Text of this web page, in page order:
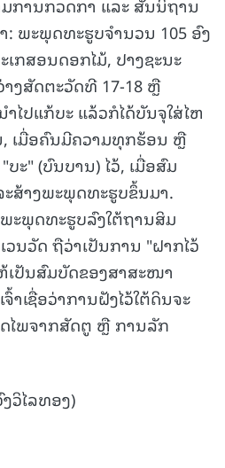
: ພະພຸດທະຮູບຈຳນວນ 105 ອົງ
ກສອນດອກໄມ້, ປາງຊະນະ
ງສັດຕະວັດທີ 17-18 ຫຼື
ໄປແກ້ບະ ແລ້ວກໍໄດ້ບັນຈຸໃສ່ໄຫ
ເມື່ອຄົນມີຄວາມທຸກຮ້ອນ ຫຼື
ະ" (ບົນບານ) ໄວ້, ເມື່ອສົມ
ະສ້າງພະພຸດທະຮູບຂຶ້ນມາ.
ະພຸດທະຮູບລົງໃຕ້ຖານສິມ
ວນວັດ ຖືວ່າເປັນການ "ຝາກໄວ້
ປັນສົມບັດຂອງສາສະໜາ
າເຊື່ອວ່າການຝັງໄວ້ໃຕ້ດິນຈະ
ໄພຈາກສັດຕູ ຫຼື ການລັກ
ວິໄລທອງ)